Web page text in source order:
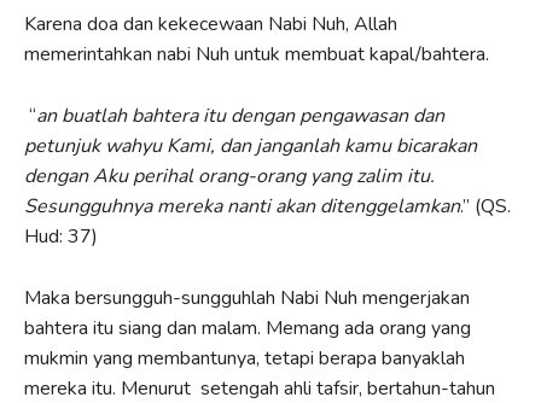
Karena doa dan kekecewaan Nabi Nuh, Allah
memerintahkan nabi Nuh untuk membuat kapal/bahtera.
“an buatlah bahtera itu dengan pengawasan dan
petunjuk wahyu Kami, dan janganlah kamu bicarakan
dengan Aku perihal orang-orang yang zalim itu.
Sesungguhnya mereka nanti akan ditenggelamkan.” (QS.
Hud: 37)
Maka bersungguh-sungguhlah Nabi Nuh mengerjakan
bahtera itu siang dan malam. Memang ada orang yang
mukmin yang membantunya, tetapi berapa banyaklah
mereka itu. Menurut setengah ahli tafsir, bertahun-tahun